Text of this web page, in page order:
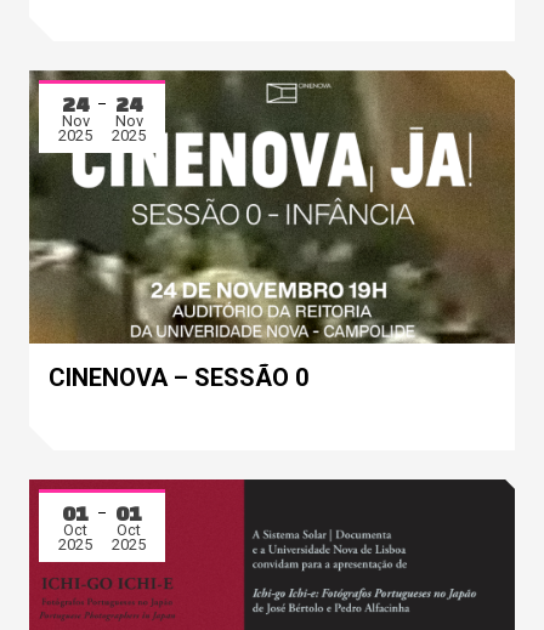
24
Nov
2025
24
Nov
2025
CINENOVA – SESSÃO 0
01
Oct
2025
01
Oct
2025